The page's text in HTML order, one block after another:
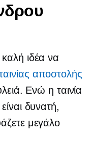
ιδέα να
αποστολής
Ενώ η ταινία
δυνατή,
μεγάλο